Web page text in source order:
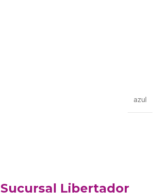
azul
Sucursal Libertador